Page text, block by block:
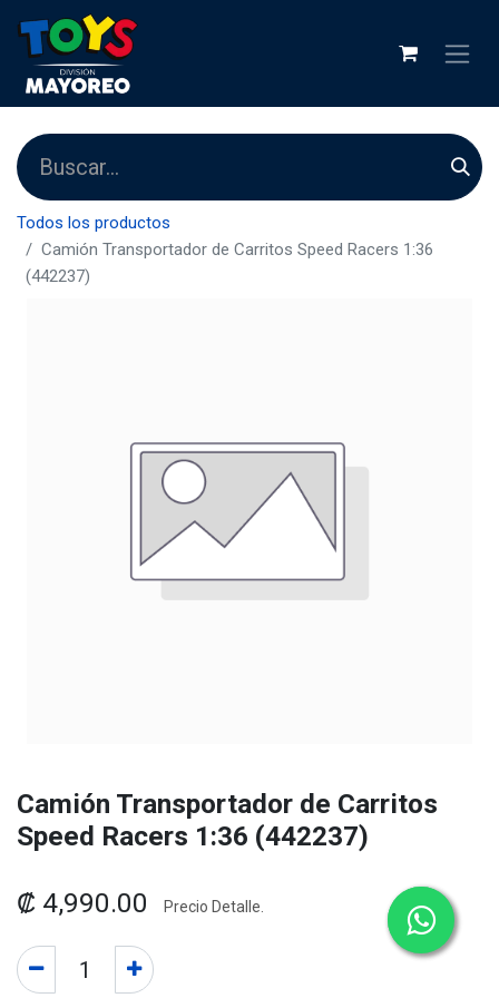
Todos los productos
Camión Transportador de Carritos Speed Racers 1:36
(442237)
Camión Transportador de Carritos
Speed Racers 1:36 (442237)
₡ 4,990.00 Precio Detalle.